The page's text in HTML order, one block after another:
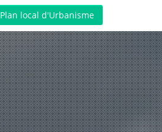
Plan local d'Urbanisme